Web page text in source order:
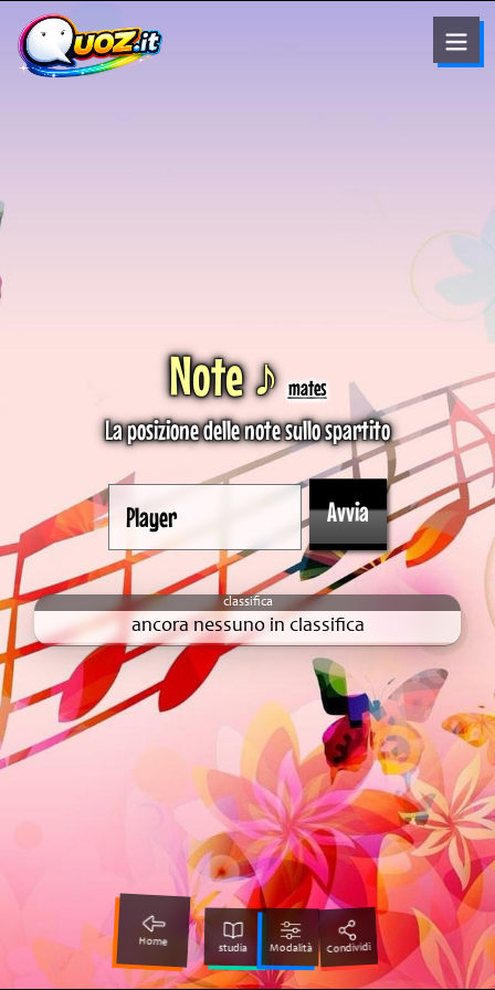
Note ♪mates
La posizione delle note sullo spartito
ancora nessuno in classifica
Home
studia Modalità Condividi